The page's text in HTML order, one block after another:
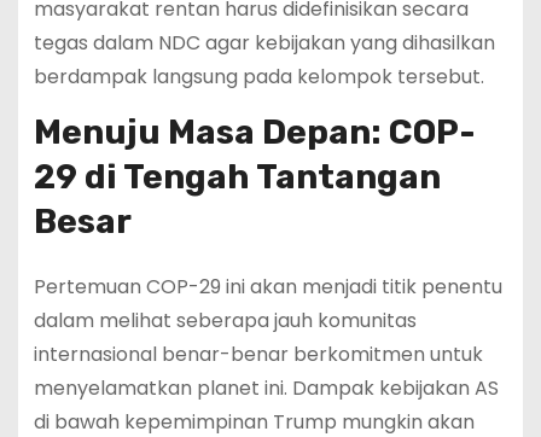
masyarakat rentan harus didefinisikan secara
tegas dalam NDC agar kebijakan yang dihasilkan
berdampak langsung pada kelompok tersebut.
Menuju Masa Depan: COP-
29 di Tengah Tantangan
Besar
Pertemuan COP-29 ini akan menjadi titik penentu
dalam melihat seberapa jauh komunitas
internasional benar-benar berkomitmen untuk
menyelamatkan planet ini. Dampak kebijakan AS
di bawah kepemimpinan Trump mungkin akan